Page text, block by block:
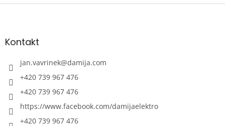
l
y
v
Z
aKontakt
jan.vavrinek@damija.com
+420 739 967 476
+420 739 967 476
https://www.facebook.com/damijaelektro
+420 739 967 476